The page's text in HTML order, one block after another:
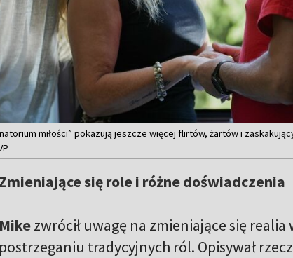
miłości” pokazują jeszcze więcej flirtów, żartów i
Zmieniające się role i różne doświadczenia
Mikezwrócił uwagę na zmieniające się
postrzeganiu tradycyjnych ról. Opisywał